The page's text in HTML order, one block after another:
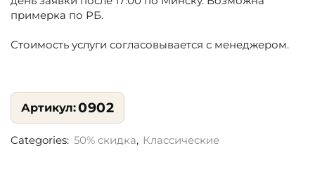
примерка по РБ.
Стоимость услуги согласовывается с менеджером.
0902
Categories: 50% скидка, Классические